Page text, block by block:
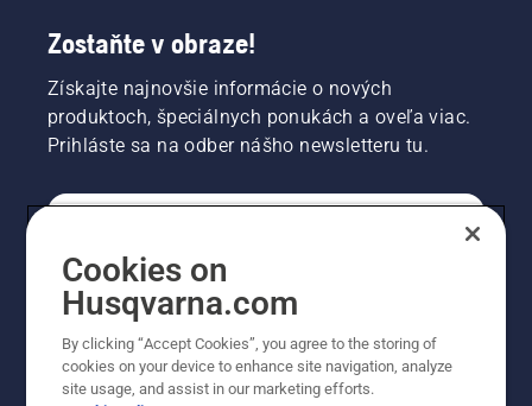
Zostaňte v obraze!
Získajte najnovšie informácie o nových
produktoch, špeciálnych ponukách a oveľa viac.
Prihláste sa na odber nášho newsletteru tu.
PROFESIONÁLNE
Cookies on
Husqvarna.com
By clicking “Accept Cookies”, you agree to the storing of
cookies on your device to enhance site navigation, analyze
site usage, and assist in our marketing efforts.